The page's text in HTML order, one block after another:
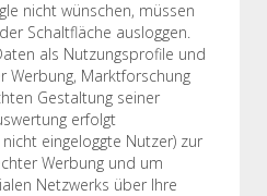
nicht wünschen, müssen
Schaltfläche ausloggen.
als Nutzungsprofile und
Werbung, Marktforschung
Gestaltung seiner
erfolgt
eingeloggte Nutzer) zur
Werbung und um
Netzwerks über Ihre